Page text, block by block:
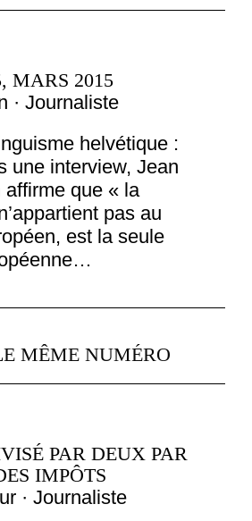
MARS 2015
· Journaliste
helvétique :
une interview, Jean
affirme que « la
pas au
est la seule
MÊME NUMÉRO
PAR DEUX PAR
IMPÔTS
· Journaliste